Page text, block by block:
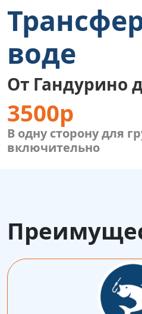
воде
От Гандурино
3500р
В одну сторону для
включительно